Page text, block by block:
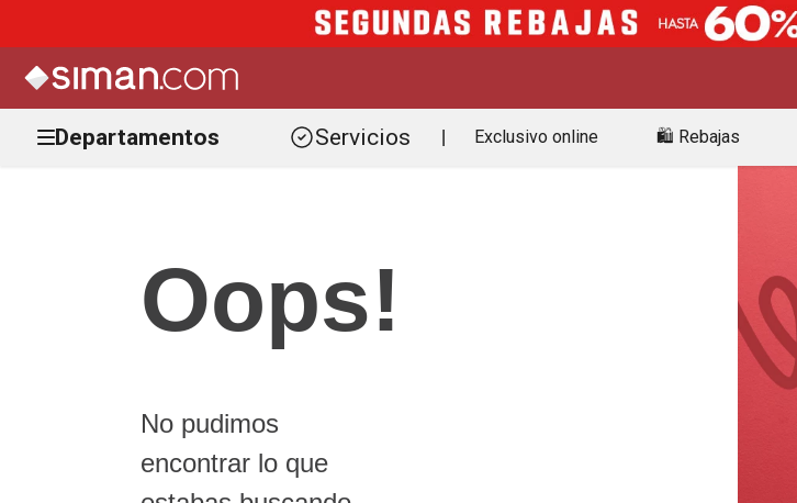
Departamentos Servicios Exclusivo online 🛍️ Rebajas
Oops!
No pudimos
encontrar lo que